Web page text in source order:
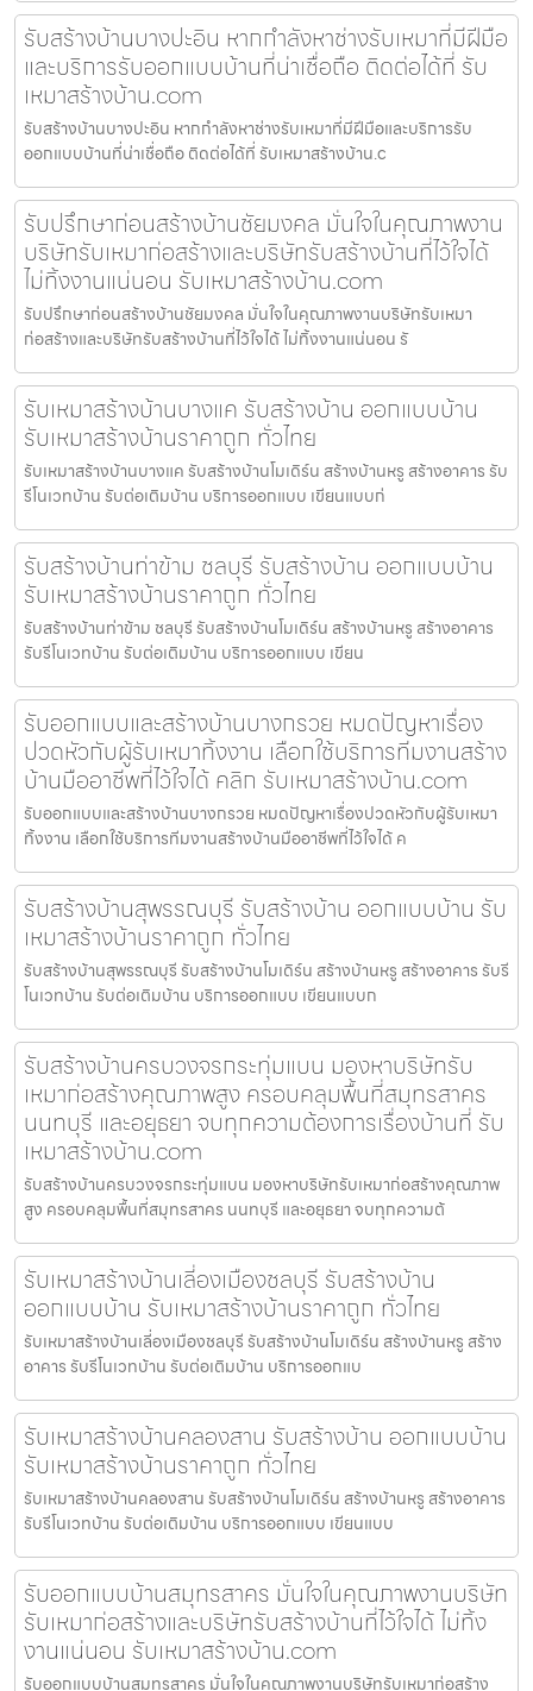
รับสร้างบ้านบางปะอิน หากกำลังหาช่างรับเหมาที่มีฝีมือ
และบริการรับออกแบบบ้านที่น่าเชื่อถือ ติดต่อได้ที่ รับ
เหมาสร้างบ้าน.com
รับสร้างบ้านบางปะอิน หากกำลังหาช่างรับเหมาที่มีฝีมือและบริการรับ
ออกแบบบ้านที่น่าเชื่อถือ ติดต่อได้ที่ รับเหมาสร้างบ้าน.c
รับปรึกษาก่อนสร้างบ้านชัยมงคล มั่นใจในคุณภาพงาน
บริษัทรับเหมาก่อสร้างและบริษัทรับสร้างบ้านที่ไว้ใจได้
ไม่ทิ้งงานแน่นอน รับเหมาสร้างบ้าน.com
รับปรึกษาก่อนสร้างบ้านชัยมงคล มั่นใจในคุณภาพงานบริษัทรับเหมา
ก่อสร้างและบริษัทรับสร้างบ้านที่ไว้ใจได้ ไม่ทิ้งงานแน่นอน รั
รับเหมาสร้างบ้านบางแค รับสร้างบ้าน ออกแบบบ้าน
รับเหมาสร้างบ้านราคาถูก ทั่วไทย
รับเหมาสร้างบ้านบางแค รับสร้างบ้านโมเดิร์น สร้างบ้านหรู สร้างอาคาร รับ
รีโนเวทบ้าน รับต่อเติมบ้าน บริการออกแบบ เขียนแบบก่
รับสร้างบ้านท่าข้าม ชลบุรี รับสร้างบ้าน ออกแบบบ้าน
รับเหมาสร้างบ้านราคาถูก ทั่วไทย
รับสร้างบ้านท่าข้าม ชลบุรี รับสร้างบ้านโมเดิร์น สร้างบ้านหรู สร้างอาคาร
รับรีโนเวทบ้าน รับต่อเติมบ้าน บริการออกแบบ เขียน
รับออกแบบและสร้างบ้านบางกรวย หมดปัญหาเรื่อง
ปวดหัวกับผู้รับเหมาทิ้งงาน เลือกใช้บริการทีมงานสร้าง
บ้านมืออาชีพที่ไว้ใจได้ คลิก รับเหมาสร้างบ้าน.com
รับออกแบบและสร้างบ้านบางกรวย หมดปัญหาเรื่องปวดหัวกับผู้รับเหมา
ทิ้งงาน เลือกใช้บริการทีมงานสร้างบ้านมืออาชีพที่ไว้ใจได้ ค
รับสร้างบ้านสุพรรณบุรี รับสร้างบ้าน ออกแบบบ้าน รับ
เหมาสร้างบ้านราคาถูก ทั่วไทย
รับสร้างบ้านสุพรรณบุรี รับสร้างบ้านโมเดิร์น สร้างบ้านหรู สร้างอาคาร รับรี
โนเวทบ้าน รับต่อเติมบ้าน บริการออกแบบ เขียนแบบก
รับสร้างบ้านครบวงจรกระทุ่มแบน มองหาบริษัทรับ
เหมาก่อสร้างคุณภาพสูง ครอบคลุมพื้นที่สมุทรสาคร
นนทบุรี และอยุธยา จบทุกความต้องการเรื่องบ้านที่ รับ
เหมาสร้างบ้าน.com
รับสร้างบ้านครบวงจรกระทุ่มแบน มองหาบริษัทรับเหมาก่อสร้างคุณภาพ
สูง ครอบคลุมพื้นที่สมุทรสาคร นนทบุรี และอยุธยา จบทุกความต้
รับเหมาสร้างบ้านเลี่องเมืองชลบุรี รับสร้างบ้าน
ออกแบบบ้าน รับเหมาสร้างบ้านราคาถูก ทั่วไทย
รับเหมาสร้างบ้านเลี่องเมืองชลบุรี รับสร้างบ้านโมเดิร์น สร้างบ้านหรู สร้าง
อาคาร รับรีโนเวทบ้าน รับต่อเติมบ้าน บริการออกแบ
รับเหมาสร้างบ้านคลองสาน รับสร้างบ้าน ออกแบบบ้าน
รับเหมาสร้างบ้านราคาถูก ทั่วไทย
รับเหมาสร้างบ้านคลองสาน รับสร้างบ้านโมเดิร์น สร้างบ้านหรู สร้างอาคาร
รับรีโนเวทบ้าน รับต่อเติมบ้าน บริการออกแบบ เขียนแบบ
รับออกแบบบ้านสมุทรสาคร มั่นใจในคุณภาพงานบริษัท
รับเหมาก่อสร้างและบริษัทรับสร้างบ้านที่ไว้ใจได้ ไม่ทิ้ง
งานแน่นอน รับเหมาสร้างบ้าน.com
รับออกแบบบ้านสมุทรสาคร มั่นใจในคุณภาพงานบริษัทรับเหมาก่อสร้าง